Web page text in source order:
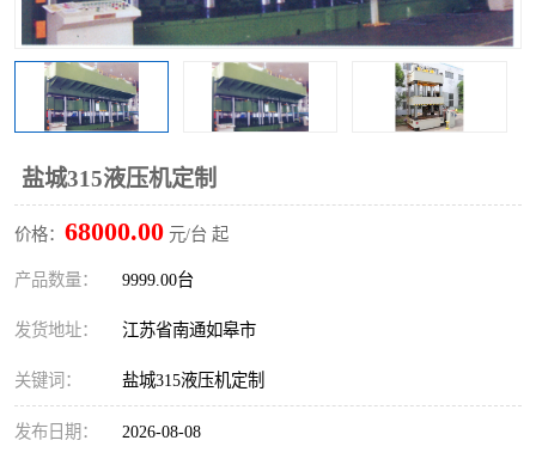
盐城315液压机定制
价格： 68000.00 元/台 起
产品数量： 9999.00台
发货地址： 江苏省南通如皋市
关键词： 盐城315液压机定制
发布日期： 2026-08-08